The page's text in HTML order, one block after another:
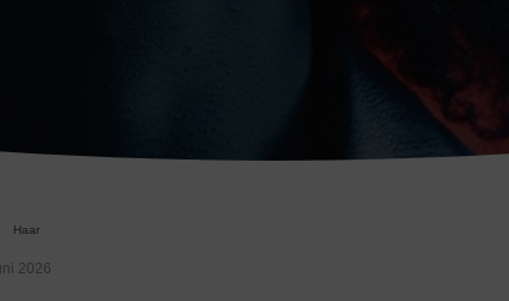
Haar
2026